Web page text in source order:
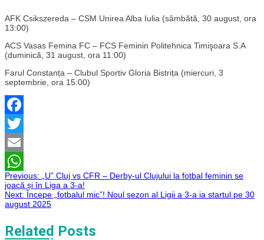
AFK Csikszereda – CSM Unirea Alba Iulia (sâmbătă, 30 august, ora
13:00)
ACS Vasas Femina FC – FCS Feminin Politehnica Timişoara S.A
(duminică, 31 august, ora 11:00)
Farul Constanța – Clubul Sportiv Gloria Bistrița (miercuri, 3
septembrie, ora 15:00)
Facebook
Twitter
Email
WhatsApp
Navigare
în
articole
Previous:
„U” Cluj vs CFR – Derby-ul Clujului la fotbal feminin se
joacă și în Liga a 3-a!
Next: Începe „fotbalul mic”! Noul sezon al Ligii a 3-a ia startul pe 30
august 2025
Related Posts